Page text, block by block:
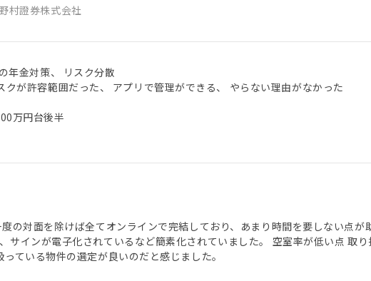
野村證券株式会社
年金対策、 リスク分散
クが許容範囲だった、 アプリで管理ができる、 やらない理由がなかった
万円台後半
の対面を除けば全てオンラインで完結しており、あまり時間を要しない点が
サインが電子化されているなど簡素化されていました。 空室率が低い点 取
ている物件の選定が良いのだと感じました。